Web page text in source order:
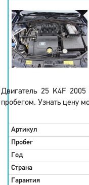
Двигатель 25 K4F
пробегом. Узнать цену
Артикул
Пробег
Год
Страна
Гарантия